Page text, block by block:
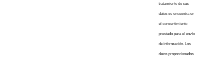
tratamiento de sus
datos se encuentra en
el consentimiento
prestado para el envío
de información. Los
datos proporcionados